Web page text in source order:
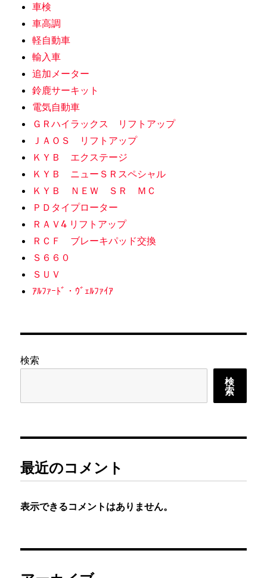
車検
車高調
軽自動車
輸入車
追加メーター
鈴鹿サーキット
電気自動車
ＧＲハイラックス リフトアップ
ＪＡＯＳ リフトアップ
ＫＹＢ エクステージ
ＫＹＢ ニューＳＲスペシャル
ＫＹＢ ＮＥＷ ＳＲ ＭＣ
ＰＤタイプローター
ＲＡＶ4 リフトアップ
ＲＣＦ ブレーキパッド交換
Ｓ６６０
ＳＵＶ
ｱﾙﾌｧｰﾄﾞ・ｳﾞｪﾙﾌｧｲｱ
検索
検
索
最近のコメント
表示できるコメントはありません。